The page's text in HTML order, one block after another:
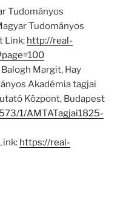
Tudományos
Tudományos
Link: http://real-
Margit, Hay
Akadémia tagjai
Központ, Budapest
1/AMTATagjai1825-
https://real-